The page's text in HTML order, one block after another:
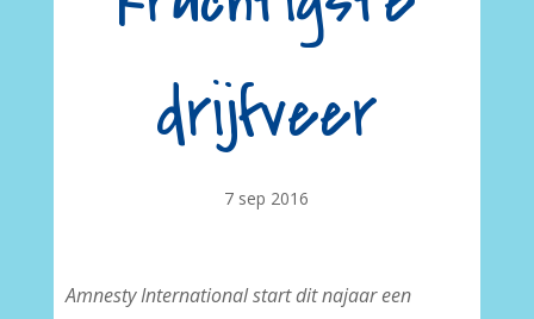
drijfveer
7 sep 2016
Amnesty International start dit najaar een